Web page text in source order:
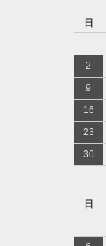
日
2
9
16
23
30
日